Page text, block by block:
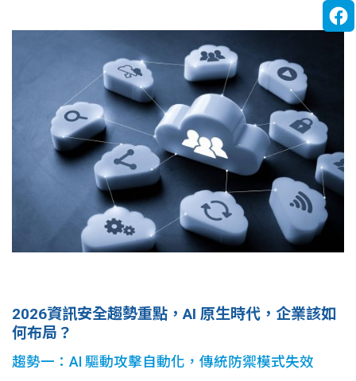
2026資訊安全趨勢重點，AI 原生時代，企業該如
何布局？
趨勢一：AI 驅動攻擊自動化，傳統防禦模式失效